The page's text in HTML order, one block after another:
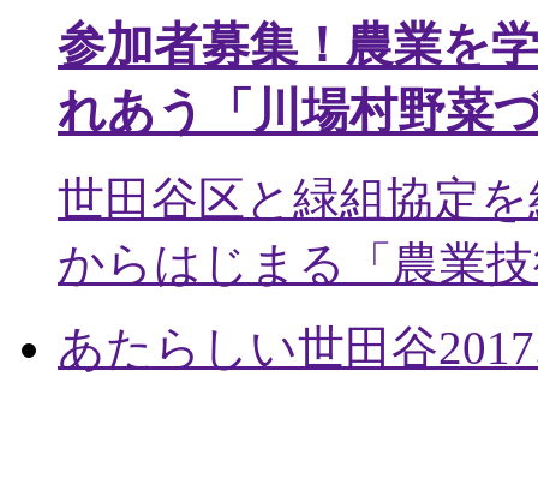
参加者募集！農業を
れあう「川場村野菜
世田谷区と緑組協定
からはじまる「農業
あたらしい世田谷